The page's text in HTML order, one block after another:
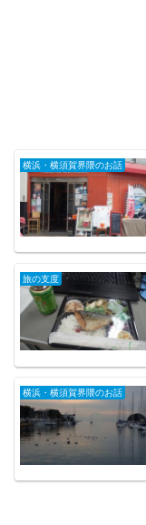
横浜・横須賀界隈のお話
旅の支度
横浜・横須賀界隈のお話